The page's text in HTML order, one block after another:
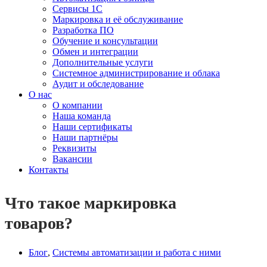
Сервисы 1С
Маркировка и её обслуживание
Разработка ПО
Обучение и консультации
Обмен и интеграции
Дополнительные услуги
Системное администрирование и облака
Аудит и обследование
О нас
О компании
Наша команда
Наши сертификаты
Наши партнёры
Реквизиты
Вакансии
Контакты
Что такое маркировка
товаров?
Блог, Системы автоматизации и работа с ними